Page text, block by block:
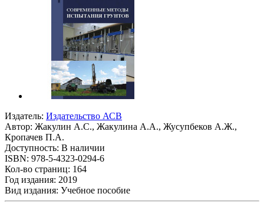
Издатель: Издательство АСВ
Автор: Жакулин А.С., Жакулина А.А., Жусупбеков А.Ж.,
Кропачев П.А.
Доступность: В наличии
ISBN: 978-5-4323-0294-6
Кол-во страниц: 164
Год издания: 2019
Вид издания: Учебное пособие